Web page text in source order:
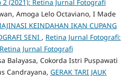
2 (2021): Retina Jurnal Fotografi
Amoga Lelo Octaviano, I Made
KEINDAHAN IKAN CUPANG
SENI , Retina Jurnal Fotografi:
Jurnal Fotografi
Balayasa, Cokorda Istri Puspawati
Candrayana, GERAK TARI JAUK